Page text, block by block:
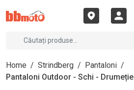
Home / Strindberg / Pantaloni /
Pantaloni Outdoor - Schi - Drumeție